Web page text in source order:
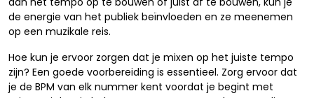
de energie van het publiek beïnvloeden en ze meenemen
op een muzikale reis.
Hoe kun je ervoor zorgen dat je mixen op het juiste tempo
zijn? Een goede voorbereiding is essentieel. Zorg ervoor dat
je de BPM van elk nummer kent voordat je begint met